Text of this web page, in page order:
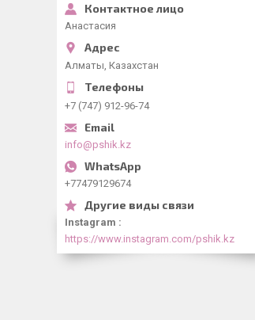
Анастасия
Алматы, Казахстан
+7 (747) 912-96-74
info@pshik.kz
+77479129674
Instagram
https://www.instagram.com/pshik.kz